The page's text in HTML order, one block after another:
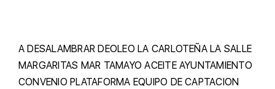
A DESALAMBRAR DEOLEO LA CARLOTEÑA LA SALLE
MARGARITAS MAR TAMAYO ACEITE AYUNTAMIENTO
CONVENIO PLATAFORMA EQUIPO DE CAPTACION